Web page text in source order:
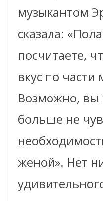
музыкантом
сказала:
посчитаете,
вкус по
Возможно, вы
больше не
женой». Нет